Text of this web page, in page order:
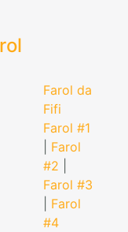
Farol da
Fifi
Farol #1
Farol
#2
Farol #3
Farol
#4